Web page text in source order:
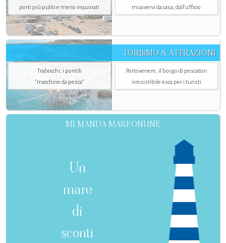
porti più puliti e meno inquinati
muovervi da casa, dall’ufficio
TURISMO & ATTRAZIONI
Trabocchi, i pontili
"macchine da pesca"
Portovenere, il borgo di pescatori
irresistibile esca per i turisti
MI MANDA MAREONLINE
Un
mare
di
sconti